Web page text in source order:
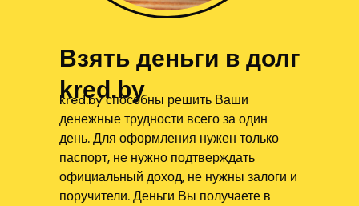
kred.by способны решить Ваши
денежные трудности всего за один
день. Для оформления нужен только
паспорт, не нужно подтверждать
официальный доход, не нужны залоги и
поручители. Деньги Вы получаете в
Взять деньги в долг
kred.by